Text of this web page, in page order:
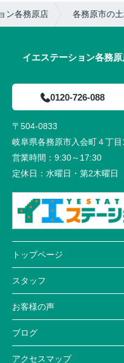
ン各務原店 各務原市の
イエステーショ
0120-726-088
〒504-0833
岐阜県各務原市入会町４丁目
営業時間： 9:30～17:30
定休日： 水曜日・第2木曜日
トップページ
スタッフ
お客様の声
ブログ
アクセスマップ